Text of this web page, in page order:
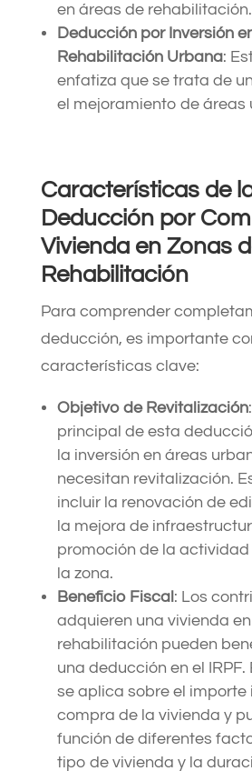
en áreas de rehabilitación.
Deducción por Inversión
Rehabilitación Urbana:
enfatiza que se trata de
el mejoramiento de áreas
Características de
Deducción por
Vivienda en Zonas
Rehabilitación
Para comprender
deducción, es importante
características clave:
Objetivo de Revitalización
principal de esta
la inversión en áreas
necesitan revitalización.
incluir la renovación de
la mejora de
promoción de la
la zona.
Beneficio Fiscal: Los
adquieren una vivienda
rehabilitación pueden
una deducción en el
se aplica sobre el importe
compra de la vivienda y
función de diferentes
tipo de vivienda y la